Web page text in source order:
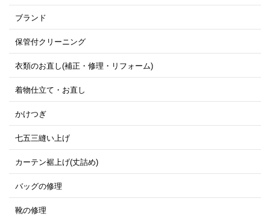
ブランド
保管付クリーニング
衣類のお直し(補正・修理・リフォーム)
着物仕立て・お直し
かけつぎ
七五三縫い上げ
カーテン裾上げ(丈詰め)
バッグの修理
靴の修理